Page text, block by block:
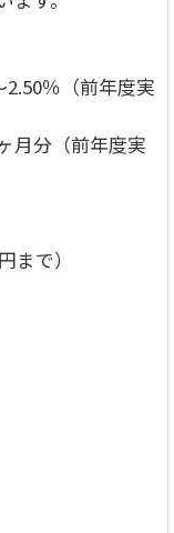
2.50％（前年度実
月分（前年度実
まで）